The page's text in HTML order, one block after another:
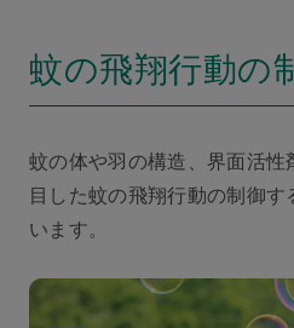
蚊の飛翔行動の
蚊の体や羽の構造、界面活性
目した蚊の飛翔行動の制御す
います。